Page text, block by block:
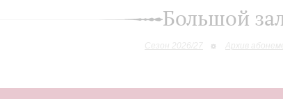
Большой
Сезон 2026/27 Архив